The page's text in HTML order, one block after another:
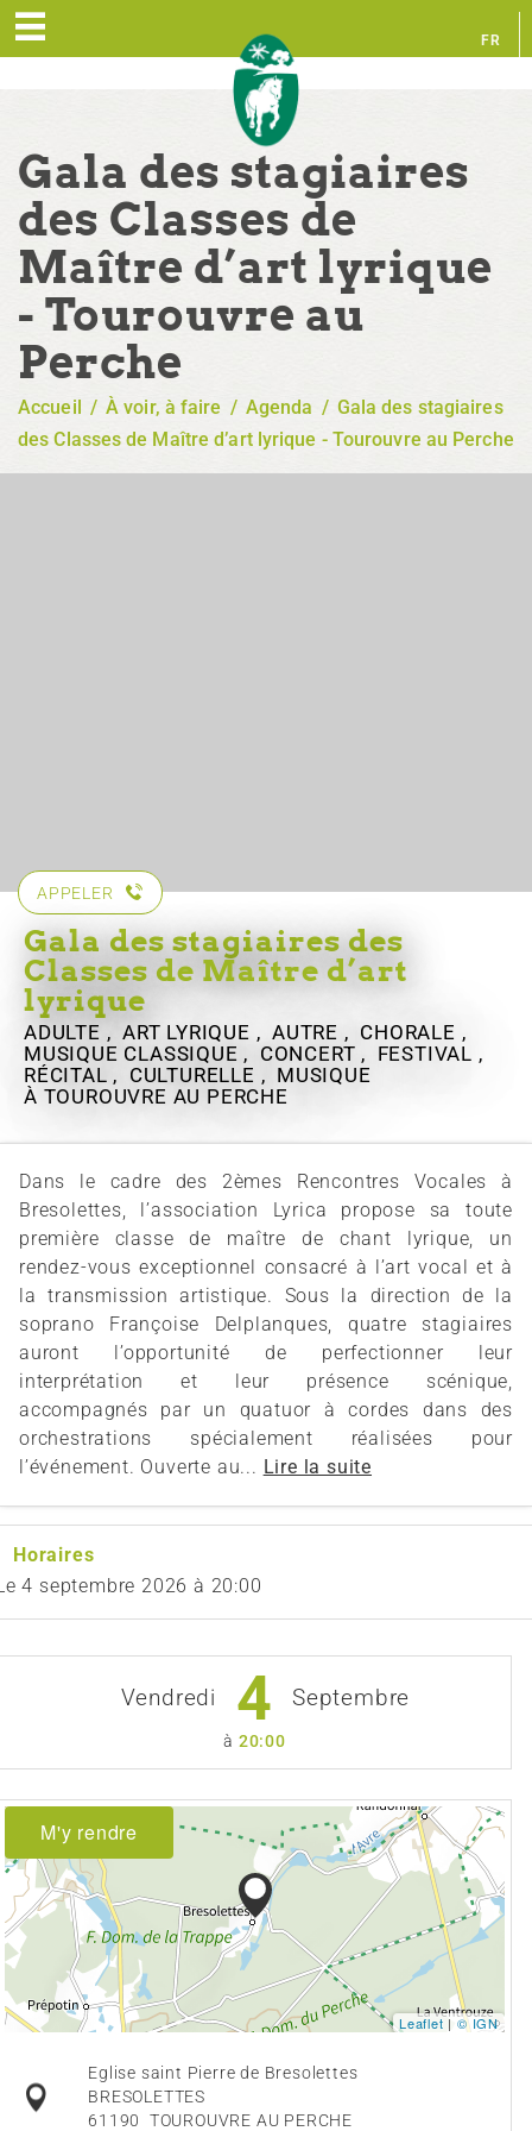
FR
Gala des stagiaires
des Classes de
Maître d’art lyrique
- Tourouvre au
Perche
Accueil / À voir, à faire / Agenda / Gala des stagiaires
des Classes de Maître d’art lyrique - Tourouvre au Perche
APPELER
Gala des stagiaires des
Classes de Maître d’art
lyrique
ADULTE , ART LYRIQUE , AUTRE , CHORALE ,
MUSIQUE CLASSIQUE , CONCERT , FESTIVAL ,
RÉCITAL , CULTURELLE , MUSIQUE
À TOUROUVRE AU PERCHE
Dans le cadre des 2èmes Rencontres Vocales à
Bresolettes, l’association Lyrica propose sa toute
première classe de maître de chant lyrique, un
rendez-vous exceptionnel consacré à l’art vocal et à
la transmission artistique. Sous la direction de la
soprano Françoise Delplanques, quatre stagiaires
auront l’opportunité de perfectionner leur
interprétation et leur présence scénique,
accompagnés par un quatuor à cordes dans des
orchestrations spécialement réalisées pour
l’événement. Ouverte au... Lire la suite
Horaires
4 septembre 2026 à 20:00
Vendredi 4 Septembre
à 20:00
M'y rendre
Leaflet|© IGN
Eglise saint Pierre de Bresolettes
BRESOLETTES
61190 TOUROUVRE AU PERCHE